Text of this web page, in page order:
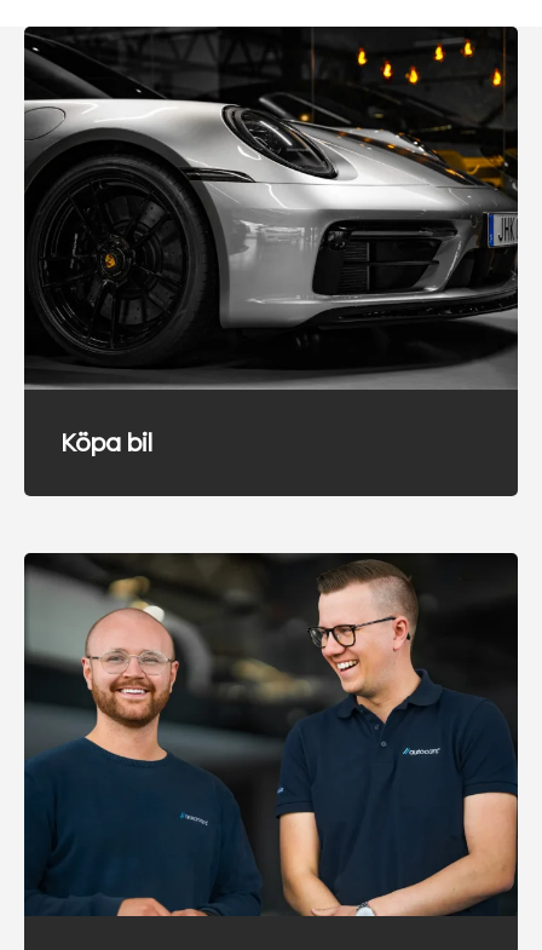
Köpa bil